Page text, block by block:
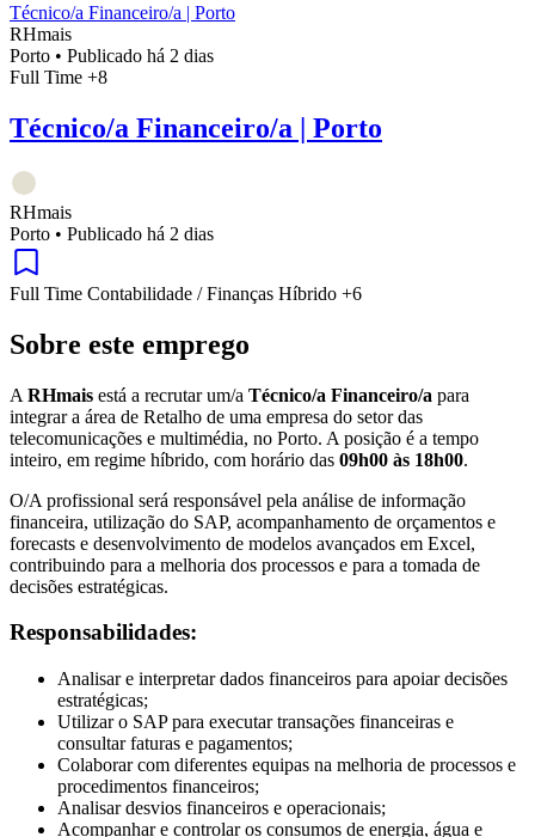
Técnico/a Financeiro/a | Porto
RHmais
Porto • Publicado há 2 dias
Full Time +8
Técnico/a Financeiro/a | Porto
RHmais
Porto • Publicado há 2 dias
Full Time Contabilidade / Finanças Híbrido +6
Sobre este emprego
A RHmais está a recrutar um/a Técnico/a Financeiro/a para
integrar a área de Retalho de uma empresa do setor das
telecomunicações e multimédia, no Porto. A posição é a tempo
inteiro, em regime híbrido, com horário das 09h00 às 18h00.
O/A profissional será responsável pela análise de informação
financeira, utilização do SAP, acompanhamento de orçamentos e
forecasts e desenvolvimento de modelos avançados em Excel,
contribuindo para a melhoria dos processos e para a tomada de
decisões estratégicas.
Responsabilidades:
Analisar e interpretar dados financeiros para apoiar decisões
estratégicas;
Utilizar o SAP para executar transações financeiras e
consultar faturas e pagamentos;
Colaborar com diferentes equipas na melhoria de processos e
procedimentos financeiros;
Analisar desvios financeiros e operacionais;
Acompanhar e controlar os consumos de energia, água e